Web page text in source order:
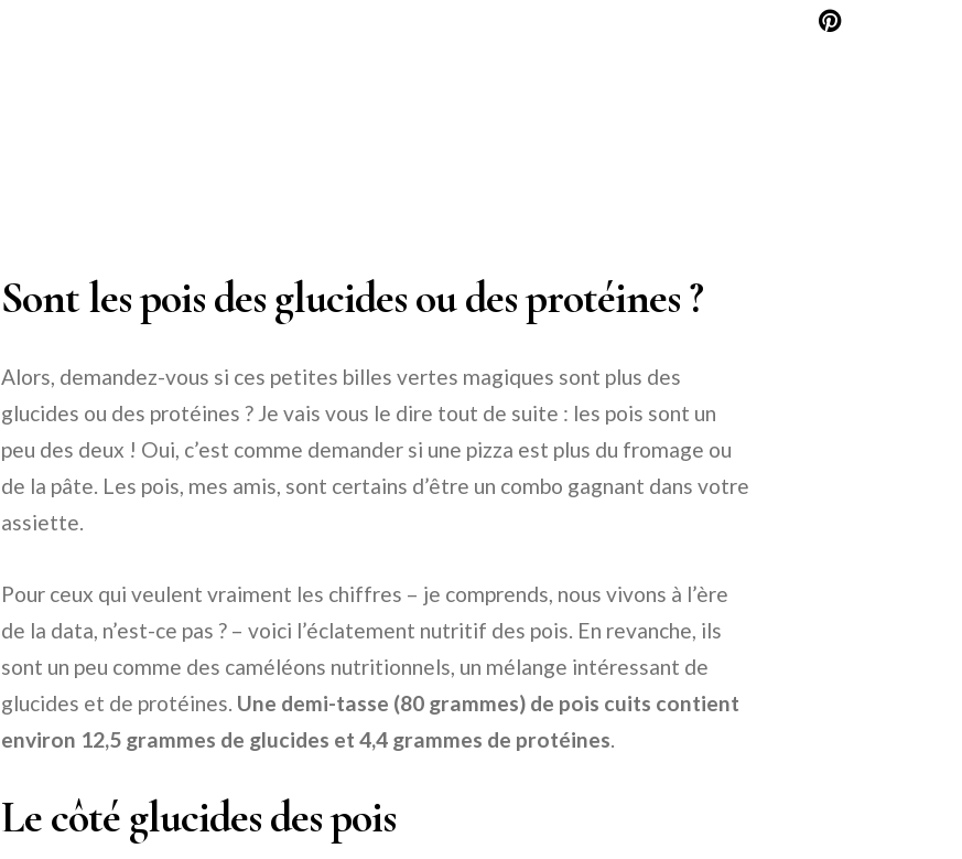
Sont les pois des glucides ou des protéines ?
Alors, demandez-vous si ces petites billes vertes magiques sont plus des
glucides ou des protéines ? Je vais vous le dire tout de suite : les pois sont un
peu des deux ! Oui, c’est comme demander si une pizza est plus du fromage ou
de la pâte. Les pois, mes amis, sont certains d’être un combo gagnant dans votre
assiette.
Pour ceux qui veulent vraiment les chiffres – je comprends, nous vivons à l’ère
de la data, n’est-ce pas ? – voici l’éclatement nutritif des pois. En revanche, ils
sont un peu comme des caméléons nutritionnels, un mélange intéressant de
glucides et de protéines. Une demi-tasse (80 grammes) de pois cuits contient
environ 12,5 grammes de glucides et 4,4 grammes de protéines.
Le côté glucides des pois